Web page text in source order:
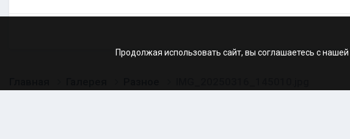
Продолжая использовать сайт, вы соглашаетесь с нашей